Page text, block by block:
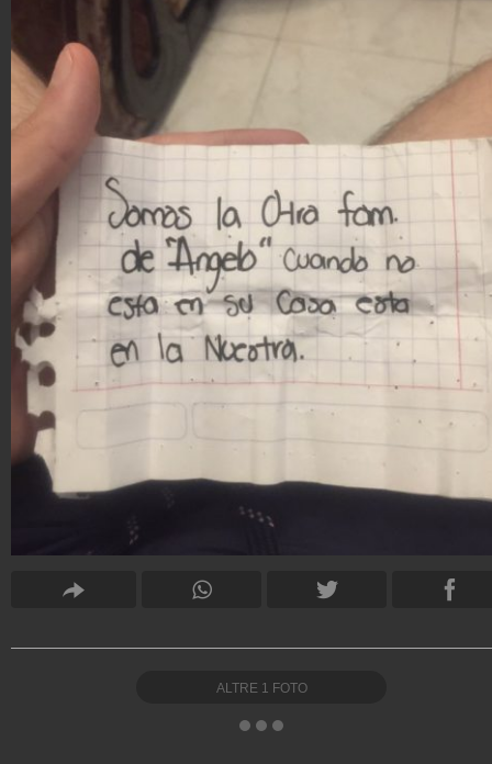
ALTRE 1 FOTO